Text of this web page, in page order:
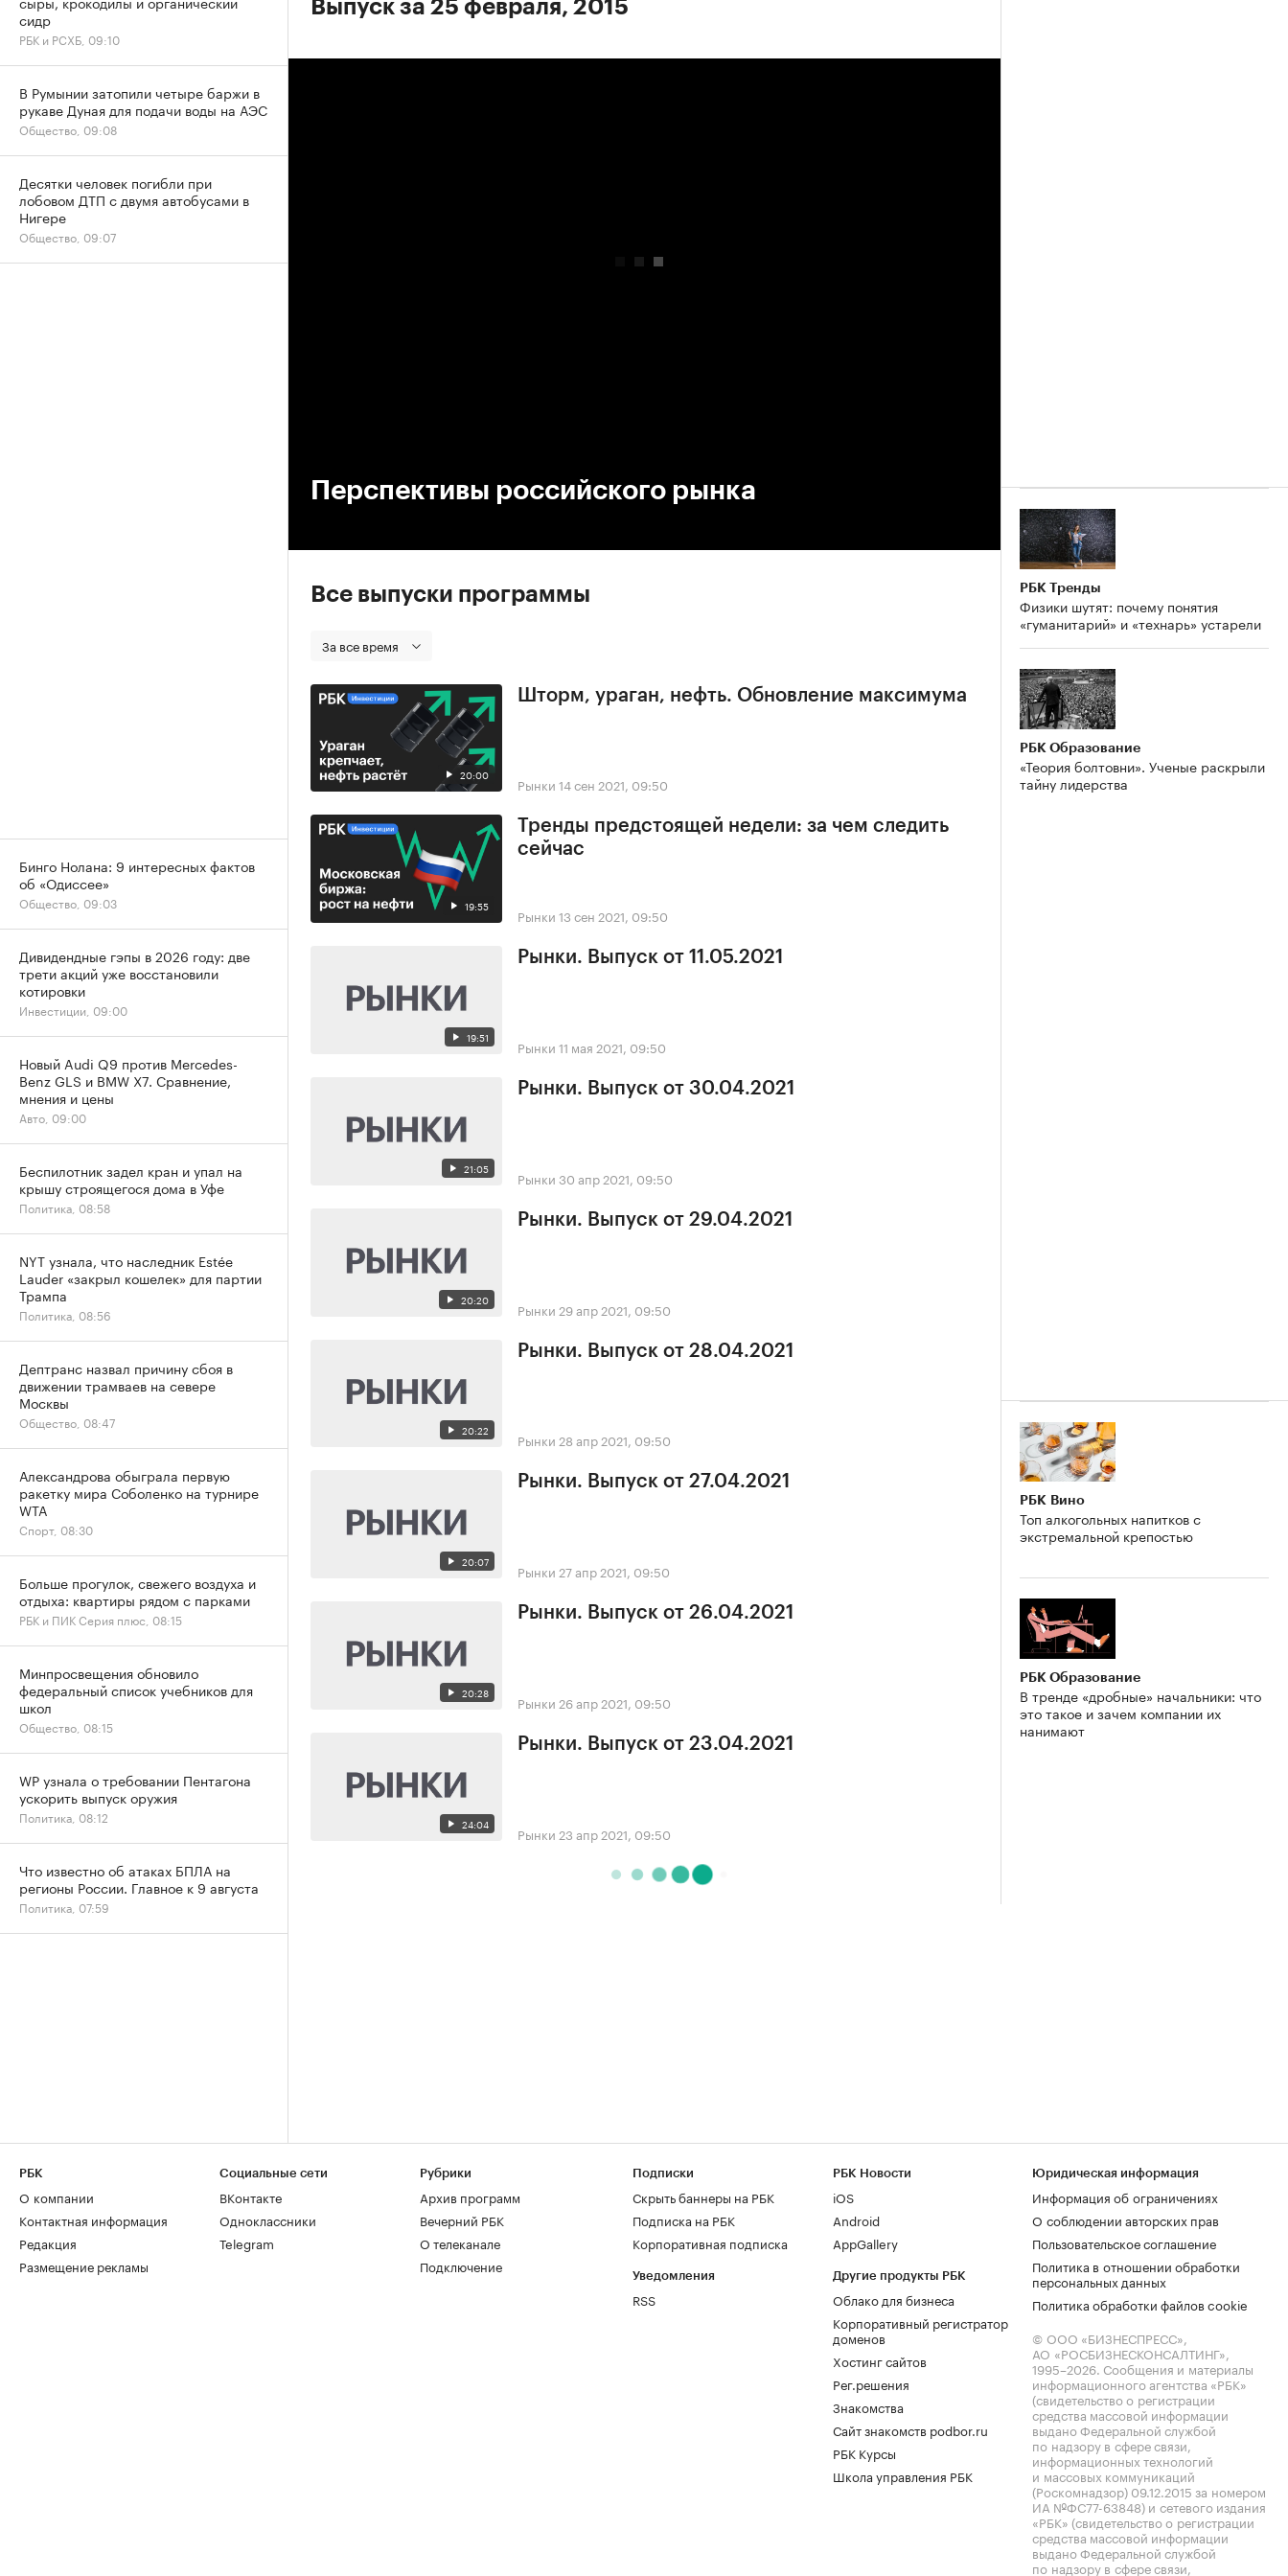
Выпуск за 25 февраля, 2015
Перспективы российского рынка
Все выпуски программы
За все время
20:00
Шторм, ураган, нефть. Обновление максимума
Рынки 14 сен 2021, 09:50
19:55
Тренды предстоящей недели: за чем следить
сейчас
Рынки 13 сен 2021, 09:50
19:51
Рынки. Выпуск от 11.05.2021
Рынки 11 мая 2021, 09:50
21:05
Рынки. Выпуск от 30.04.2021
Рынки 30 апр 2021, 09:50
20:20
Рынки. Выпуск от 29.04.2021
Рынки 29 апр 2021, 09:50
20:22
Рынки. Выпуск от 28.04.2021
Рынки 28 апр 2021, 09:50
20:07
Рынки. Выпуск от 27.04.2021
Рынки 27 апр 2021, 09:50
20:28
Рынки. Выпуск от 26.04.2021
Рынки 26 апр 2021, 09:50
24:04
Рынки. Выпуск от 23.04.2021
Рынки 23 апр 2021, 09:50
РБК Тренды
Физики шутят: почему понятия
«гуманитарий» и «технарь» устарели
РБК Образование
«Теория болтовни». Ученые раскрыли
тайну лидерства
РБК Вино
Топ алкогольных напитков с
экстремальной крепостью
РБК Образование
В тренде «дробные» начальники: что
это такое и зачем компании их
нанимают
сидр
РБК и РСХБ, 09:10
В Румынии затопили четыре баржи в
рукаве Дуная для подачи воды на АЭС
Общество, 09:08
Десятки человек погибли при
лобовом ДТП с двумя автобусами в
Нигере
Общество, 09:07
Бинго Нолана: 9 интересных фактов
об «Одиссее»
Общество, 09:03
Дивидендные гэпы в 2026 году: две
трети акций уже восстановили
котировки
Инвестиции, 09:00
Новый Audi Q9 против Mercedes-
Benz GLS и BMW X7. Сравнение,
мнения и цены
Авто, 09:00
Беспилотник задел кран и упал на
крышу строящегося дома в Уфе
Политика, 08:58
NYT узнала, что наследник Estée
Lauder «закрыл кошелек» для партии
Трампа
Политика, 08:56
Дептранс назвал причину сбоя в
движении трамваев на севере
Москвы
Общество, 08:47
Александрова обыграла первую
ракетку мира Соболенко на турнире
WTA
Спорт, 08:30
Больше прогулок, свежего воздуха и
отдыха: квартиры рядом с парками
РБК и ПИК Серия плюс, 08:15
Минпросвещения обновило
федеральный список учебников для
школ
Общество, 08:15
WP узнала о требовании Пентагона
ускорить выпуск оружия
Политика, 08:12
Что известно об атаках БПЛА на
регионы России. Главное к 9 августа
Политика, 07:59
РБК
О компании
Контактная информация
Редакция
Размещение рекламы
Социальные сети
ВКонтакте
Одноклассники
Telegram
Рубрики
Архив программ
Вечерний РБК
О телеканале
Подключение
Подписки
Скрыть баннеры на РБК
Подписка на РБК
Корпоративная подписка
Уведомления
RSS
РБК Новости
iOS
Android
AppGallery
Другие продукты РБК
Облако для бизнеса
Корпоративный регистратор
доменов
Хостинг сайтов
Рег.решения
Знакомства
Сайт знакомств podbor.ru
РБК Курсы
Школа управления РБК
Юридическая информация
Информация об ограничениях
О соблюдении авторских прав
Пользовательское соглашение
Политика в отношении обработки
персональных данных
Политика обработки файлов cookie
© ООО «БИЗНЕСПРЕСС»,
АО «РОСБИЗНЕСКОНСАЛТИНГ»,
1995–2026. Сообщения и материалы
информационного агентства «РБК»
(свидетельство о регистрации
средства массовой информации
выдано Федеральной службой
по надзору в сфере связи,
информационных технологий
и массовых коммуникаций
(Роскомнадзор) 09.12.2015 за номером
ИА №ФС77-63848) и сетевого издания
«РБК» (свидетельство о регистрации
средства массовой информации
выдано Федеральной службой
по надзору в сфере связи,